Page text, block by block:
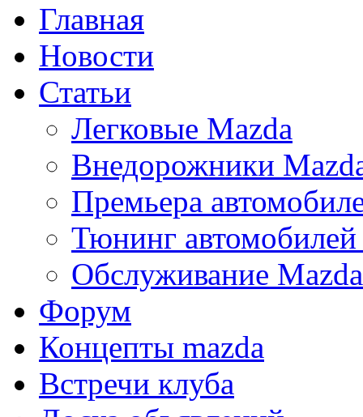
Главная
Новости
Статьи
Легковые Mazda
Внедорожники
Премьера
Тюнинг
Обслуживание Mazda
Форум
Концепты mazda
Встречи клуба